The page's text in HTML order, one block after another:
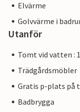
Elvärme
Golvvärme i
Utanför
Tomt vid vatten :
Trädgårdsmöbler
Gratis p-plats på
Badbrygga